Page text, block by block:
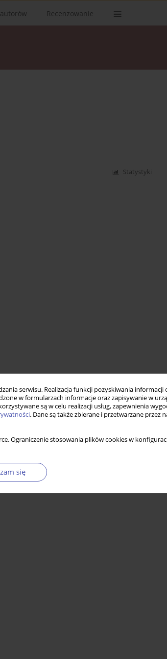
serwisu. Realizacja funkcji pozyskiwania informacji
w formularzach informacje oraz zapisywanie w
są w celu realizacji usług, zapewnienia
. Dane są także zbierane i przetwarzane przez
Ograniczenie stosowania plików cookies w
się
Recenzowanie
Statystyki